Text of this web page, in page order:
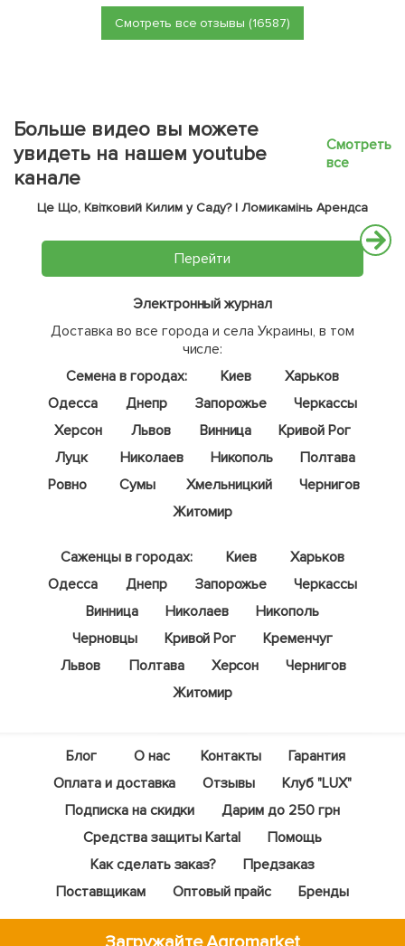
Смотреть все отзывы (16587)
Больше видео вы можете
увидеть на нашем youtube
канале
Смотреть
все
Це Що, Квітковий Килим у Саду? | Ломикамінь Арендса
Перейти
Электронный журнал
Доставка во все города и села Украины, в том
числе:
Семена в городах:
Киев
Харьков
Одесса
Днепр Запорожье
Черкассы
Херсон
Львов Винница
Кривой Рог
Луцк
Николаев Никополь
Полтава
Ровно
Сумы Хмельницкий
Чернигов
Житомир
Саженцы в городах: Киев
Харьков
Одесса
Днепр Запорожье
Черкассы
Винница
Николаев
Никополь
Черновцы
Кривой Рог
Кременчуг
Львов
Полтава Херсон
Чернигов
Житомир
Блог О нас Контакты
Гарантия
Оплата и доставка
Отзывы
Клуб "LUX"
Подписка на скидки
Дарим до 250 грн
Средства защиты Kartal
Помощь
Как сделать заказ?
Предзаказ
Поставщикам
Оптовый прайс Бренды